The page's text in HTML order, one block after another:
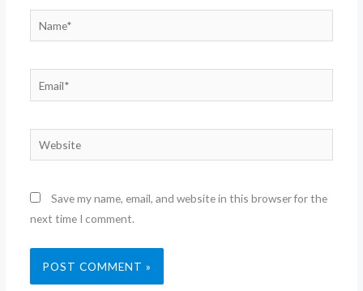
Name*
Website
Save my name, email, and website in this browser for the
next time I comment.